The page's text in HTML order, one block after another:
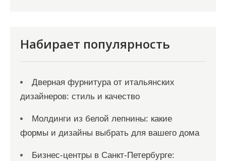
Набирает популярность
Дверная фурнитура от итальянских
дизайнеров: стиль и качество
Молдинги из белой лепнины: какие
формы и дизайны выбрать для вашего дома
Бизнес-центры в Санкт-Петербурге: